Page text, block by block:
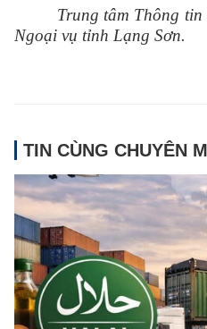
Trung tâm Thông
Ngoại vụ tỉnh Lạng Sơn.
TIN CÙNG CHUYÊN